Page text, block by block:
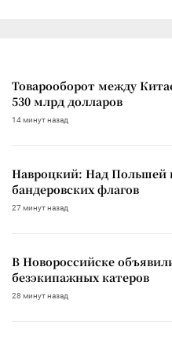
Товарооборот между
530 млрд долларов
14 минут назад
Навроцкий: Над Польшей
бандеровских флагов
27 минут назад
В Новороссийске
безэкипажных катеров
28 минут назад